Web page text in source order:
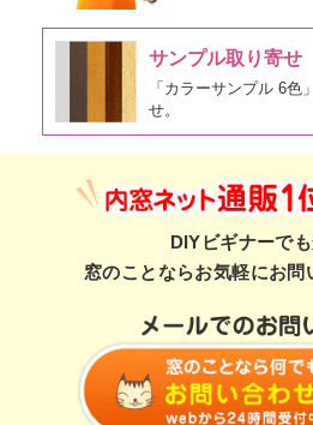
サンプル取り寄せ
「カラーサンプル 6色
せ。
DIYビギナーでも
窓のことならお気軽にお問